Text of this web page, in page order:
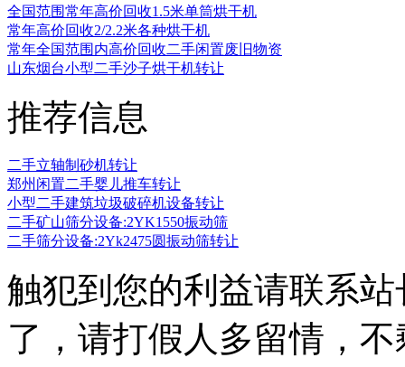
全国范围常年高价回收1.5米单筒烘干机
常年高价回收2/2.2米各种烘干机
常年全国范围内高价回收二手闲置废旧物资
山东烟台小型二手沙子烘干机转让
推荐信息
二手立轴制砂机转让
郑州闲置二手婴儿推车转让
小型二手建筑垃圾破碎机设备转让
二手矿山筛分设备:2YK1550振动筛
二手筛分设备:2Yk2475圆振动筛转让
触犯到您的利益请联系
了，请打假人多留情，